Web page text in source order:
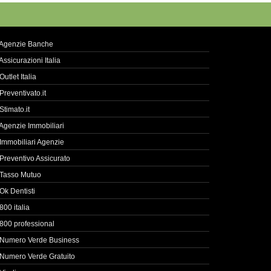
Banche
Italia
Italia
Immobiliari
Agenzie
Assicurato
Mutuo
Dentisti
italia
professional
Verde Business
Verde Gratuito